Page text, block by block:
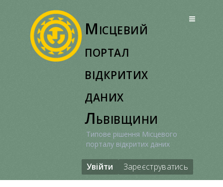
Місцевий
портал
відкритих
даних
Львівщини
Типове рішення Місцевого
порталу відкритих даних
Увійти Зареєструватись